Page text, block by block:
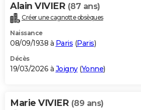
Alain VIVIER (87 ans)
Créer une cagnotte obsèques
Naissance
08/09/1938 à Paris (Paris)
Décès
19/03/2026 à Joigny(Yonne)
Marie VIVIER (89 ans)